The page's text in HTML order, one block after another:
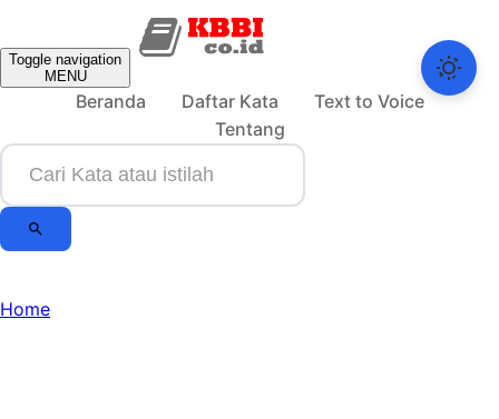
Toggle navigation
MENU
Beranda Daftar Kata
Text to Voice
Tentang
Home